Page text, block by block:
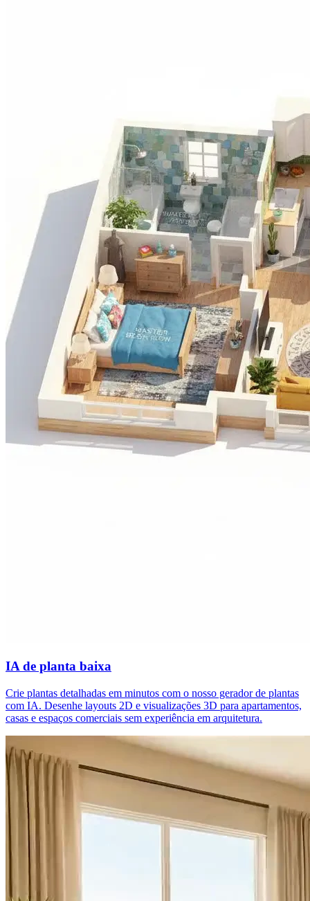
IA de planta baixa
Crie plantas detalhadas em minutos com o nosso gerador de plantas
com IA. Desenhe layouts 2D e visualizações 3D para apartamentos,
casas e espaços comerciais sem experiência em arquitetura.